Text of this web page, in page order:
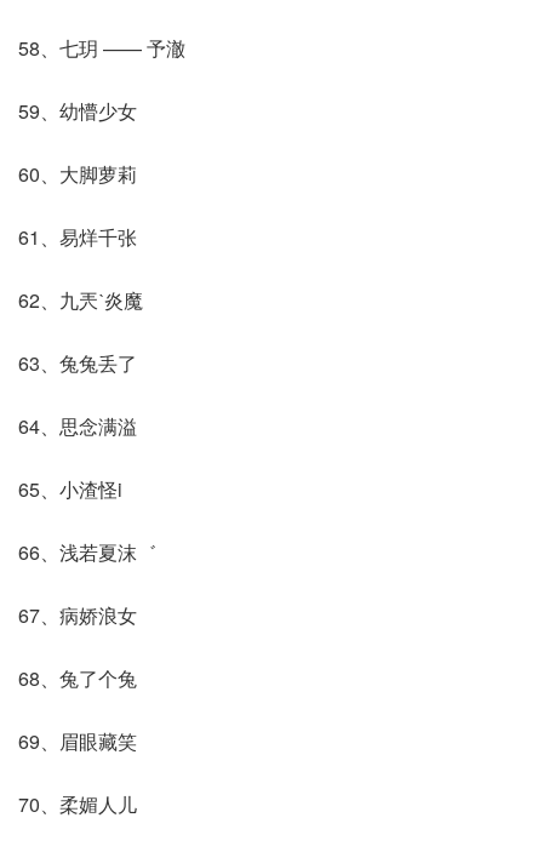
58、七玥 —— 予澈
59、幼懵少女
60、大脚萝莉
61、易烊千张
62、九兲ˋ炎魔
63、兔兔丢了
64、思念满溢
65、小渣怪i
66、浅若夏沫゛
67、病娇浪女
68、兔了个兔
69、眉眼藏笑
70、柔媚人儿